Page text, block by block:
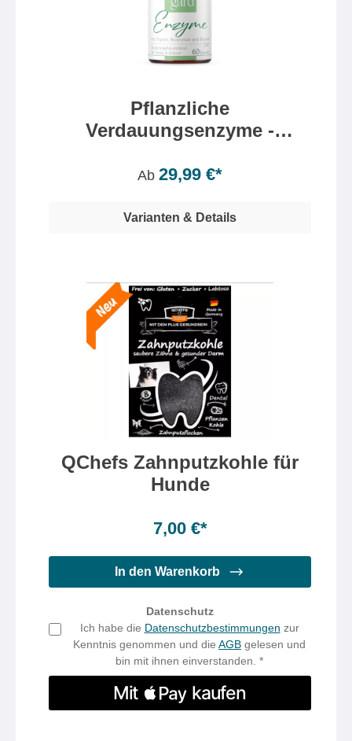
Pflanzliche
Verdauungsenzyme -
Ab 29,99 €*
Varianten & Details
QChefs Zahnputzkohle für
Hunde
7,00 €*
In den Warenkorb
Datenschutz
Ich habe die Datenschutzbestimmungen zur
Kenntnis genommen und die AGB gelesen und
bin mit ihnen einverstanden. *